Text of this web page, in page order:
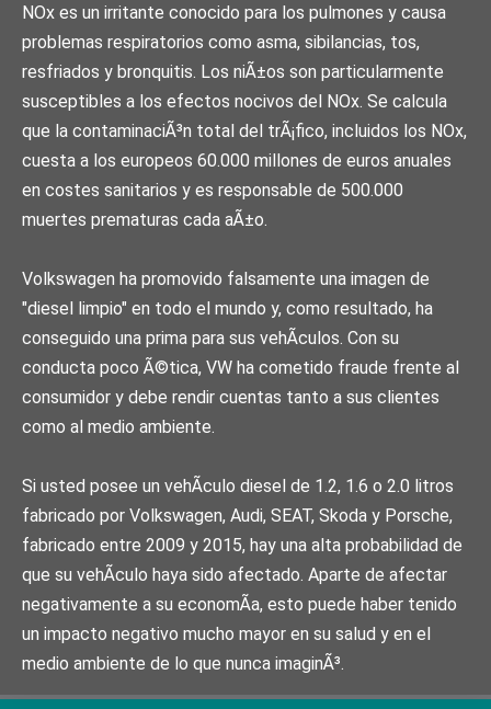
NOx es un irritante conocido para los pulmones y causa
problemas respiratorios como asma, sibilancias, tos,
resfriados y bronquitis. Los niÃ±os son particularmente
susceptibles a los efectos nocivos del NOx. Se calcula
que la contaminaciÃ³n total del trÃ¡fico, incluidos los NOx,
cuesta a los europeos 60.000 millones de euros anuales
en costes sanitarios y es responsable de 500.000
muertes prematuras cada aÃ±o.
Volkswagen ha promovido falsamente una imagen de
"diesel limpio" en todo el mundo y, como resultado, ha
conseguido una prima para sus vehÃ­culos. Con su
conducta poco Ã©tica, VW ha cometido fraude frente al
consumidor y debe rendir cuentas tanto a sus clientes
como al medio ambiente.
Si usted posee un vehÃ­culo diesel de 1.2, 1.6 o 2.0 litros
fabricado por Volkswagen, Audi, SEAT, Skoda y Porsche,
fabricado entre 2009 y 2015, hay una alta probabilidad de
que su vehÃ­culo haya sido afectado. Aparte de afectar
negativamente a su economÃ­a, esto puede haber tenido
un impacto negativo mucho mayor en su salud y en el
medio ambiente de lo que nunca imaginÃ³.